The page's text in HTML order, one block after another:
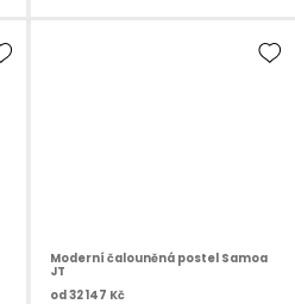
Moderní čalouněná postel Samoa
JT
od32 147 Kč